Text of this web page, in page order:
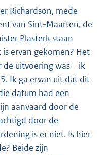
Richardson, mede
van Sint-Maarten, de
Plasterk staan
ervan gekomen? Het
de uitvoering was – ik
Ik ga ervan uit dat dit
datum had een
aanvaard door de
door de
is er niet. Is hier
Beide zijn